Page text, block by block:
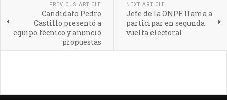
PREVIOUS ARTICLE
Candidato Pedro
Castillo presentó a
equipo técnico y anunció
propuestas
NEXT ARTICLE
Jefe de la ONPE llama a
participar en segunda
vuelta electoral